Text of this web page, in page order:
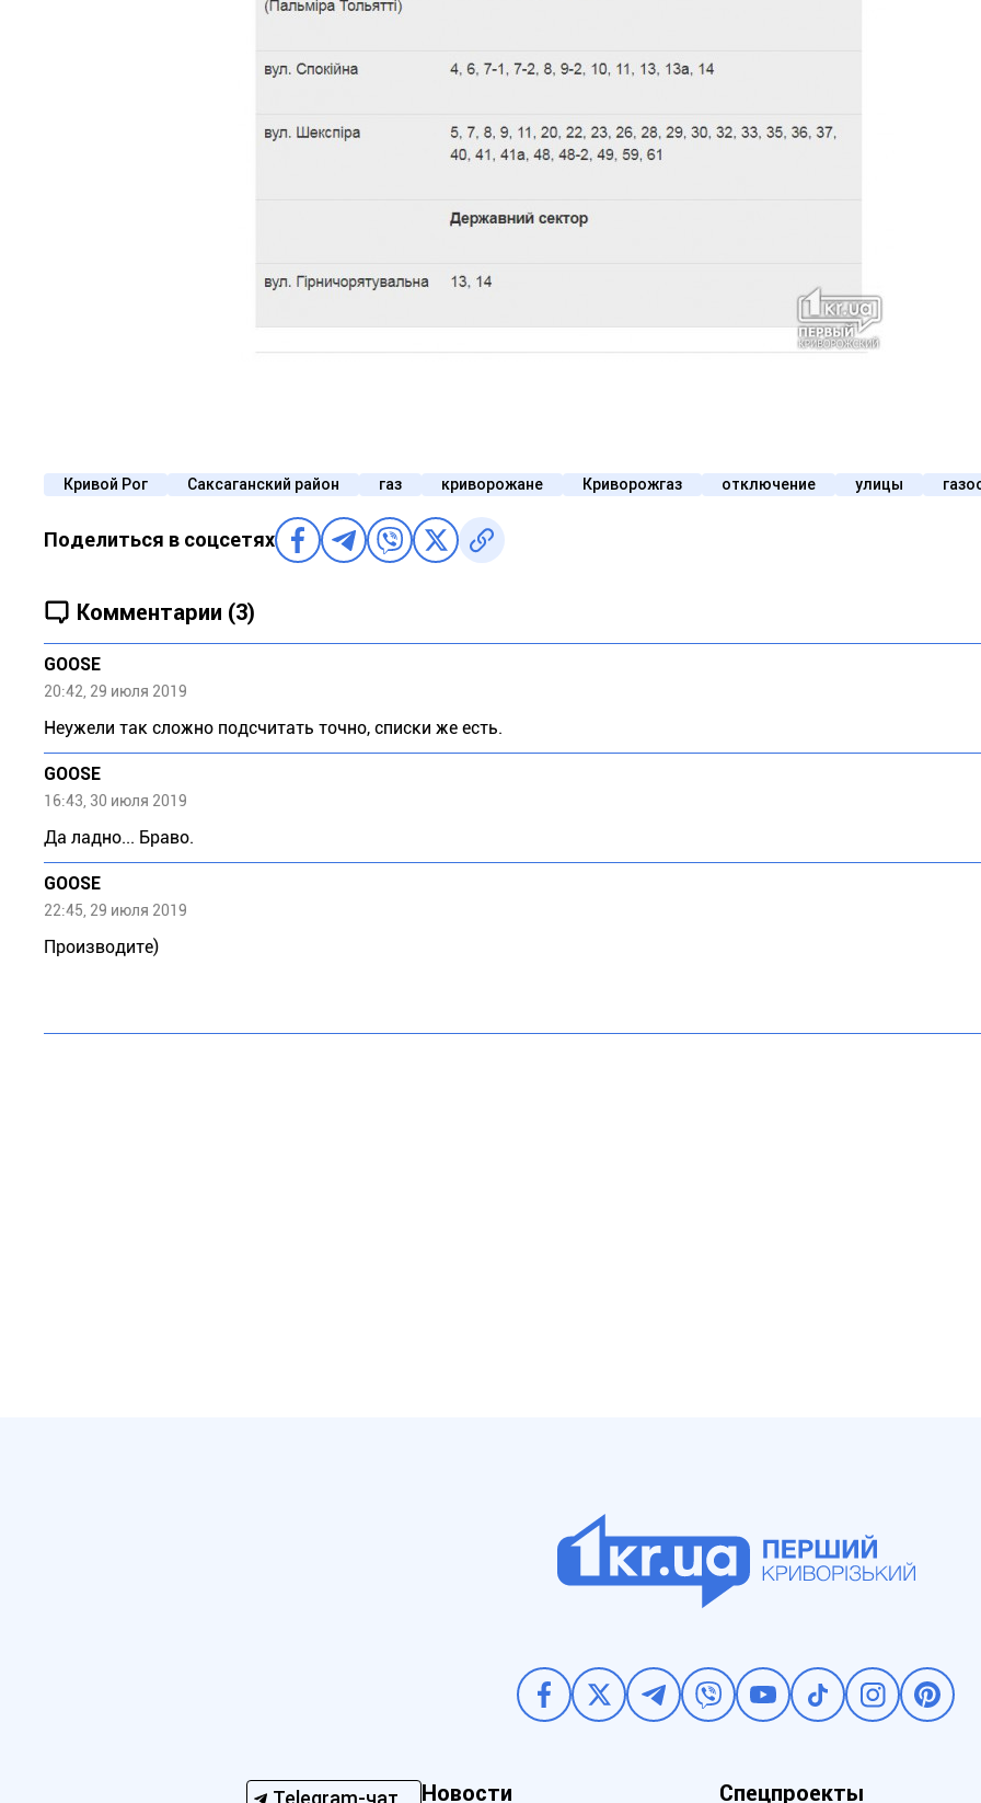
Кривой Рог Саксаганский район газ криворожане Криворожгаз отключение улицы
Поделиться в соцсетях
Комментарии (3)
GOOSE
20:42, 29 июля 2019
Неужели так сложно подсчитать точно, списки же есть.
GOOSE
16:43, 30 июля 2019
Да ладно... Браво.
GOOSE
22:45, 29 июля 2019
Производите)
Telegram-чат Новости Спецпроекты